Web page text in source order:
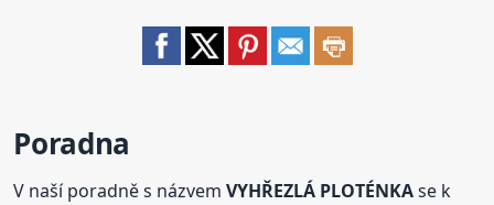
Poradna
V naší poradně s názvemVYHŘEZLÁ PLOTÉNKAse k